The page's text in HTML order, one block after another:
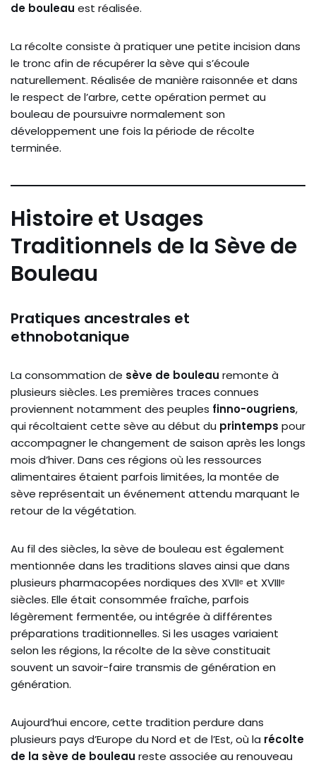
de bouleau est réalisée.
La récolte consiste à pratiquer une petite incision dans
le tronc afin de récupérer la sève qui s’écoule
naturellement. Réalisée de manière raisonnée et dans
le respect de l’arbre, cette opération permet au
bouleau de poursuivre normalement son
développement une fois la période de récolte
terminée.
Histoire et Usages
Traditionnels de la Sève de
Bouleau
Pratiques ancestrales et
ethnobotanique
La consommation de sève de bouleau remonte à
plusieurs siècles. Les premières traces connues
proviennent notamment des peuples finno-ougriens,
qui récoltaient cette sève au début du printemps pour
accompagner le changement de saison après les longs
mois d’hiver. Dans ces régions où les ressources
alimentaires étaient parfois limitées, la montée de
sève représentait un événement attendu marquant le
retour de la végétation.
Au fil des siècles, la sève de bouleau est également
mentionnée dans les traditions slaves ainsi que dans
plusieurs pharmacopées nordiques des XVIIᵉ et XVIIIᵉ
siècles. Elle était consommée fraîche, parfois
légèrement fermentée, ou intégrée à différentes
préparations traditionnelles. Si les usages variaient
selon les régions, la récolte de la sève constituait
souvent un savoir-faire transmis de génération en
génération.
Aujourd’hui encore, cette tradition perdure dans
plusieurs pays d’Europe du Nord et de l’Est, où la récolte
de la sève de bouleau reste associée au renouveau